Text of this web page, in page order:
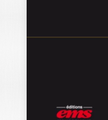
COÛTS –
Dans un monde
perpétuelle